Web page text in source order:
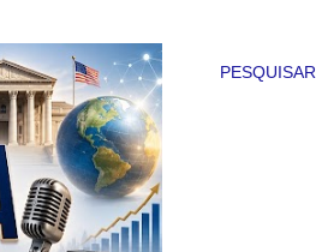
PESQUISAR